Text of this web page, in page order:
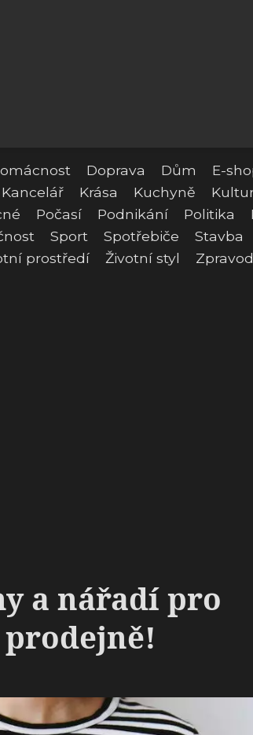
Doprava Dům E-
Kancelář Krása Kuchyně
Počasí Podnikání Politika
Sport Spotřebiče Stavba
prostředí Životní styl
a nářadí pro